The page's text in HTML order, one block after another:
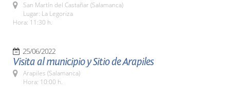
San Martín del Castañar (Salamanca)
Lugar: La Legoriza
Hora: 11:30 h.
25/06/2022
Visita al municipio y Sitio de Arapiles
Arapiles (Salamanca)
Hora: 10:00 h.